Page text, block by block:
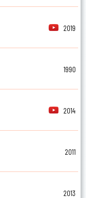
2019
1990
2014
2011
2013